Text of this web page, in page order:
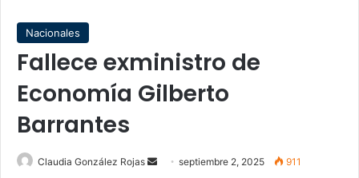
Nacionales
Fallece exministro de
Economía Gilberto
Barrantes
Claudia González Rojas
Sendseptiembre 2, 2025 911